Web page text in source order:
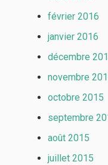
février 2016
janvier 2016
décembre
novembre
octobre 2015
septembre
août 2015
juillet 2015